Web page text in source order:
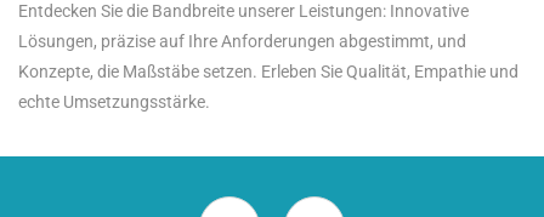
Entdecken Sie die Bandbreite unserer Leistungen: Innovative
Lösungen, präzise auf Ihre Anforderungen abgestimmt, und
Konzepte, die Maßstäbe setzen. Erleben Sie Qualität, Empathie und
echte Umsetzungsstärke.